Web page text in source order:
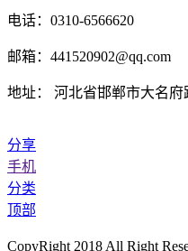
电话：0310-6566620
邮箱：441520902@qq.com
地址： 河北省邯郸市大名府
分享
手机
分类
顶部
CopyRight 2018 All Right